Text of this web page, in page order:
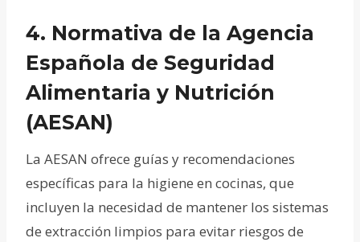
4. Normativa de la Agencia
Española de Seguridad
Alimentaria y Nutrición
(AESAN)
La AESAN ofrece guías y recomendaciones
específicas para la higiene en cocinas, que
incluyen la necesidad de mantener los sistemas
de extracción limpios para evitar riesgos de